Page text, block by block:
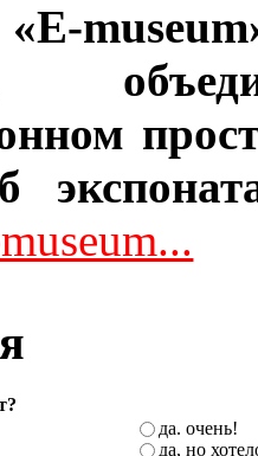
да. очень!
да, но